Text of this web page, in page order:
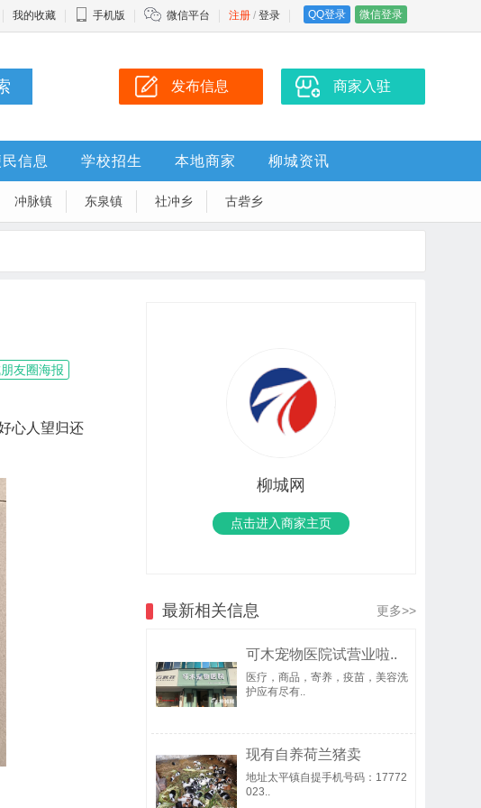
我的收藏 手机版 微信平台 注册 / 登录 QQ登录 微信登录
发布信息 商家入驻
信息 学校招生 本地商家 柳城资讯
冲脉镇 东泉镇 社冲乡 古砦乡
友圈海报
心人望归还
柳城网
点击进入商家主页
最新相关信息 更多>>
可木宠物医院试营业啦..
医疗，商品，寄养，疫苗，美容洗
护应有尽有..
现有自养荷兰猪卖
地址太平镇自提手机号码：17772
023..